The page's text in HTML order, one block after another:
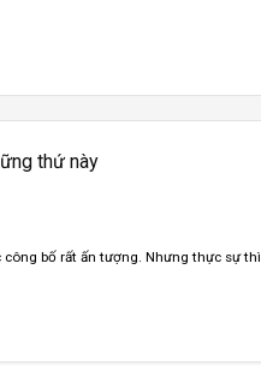
thứ này
bố rất ấn tượng. Nhưng thực sự thì